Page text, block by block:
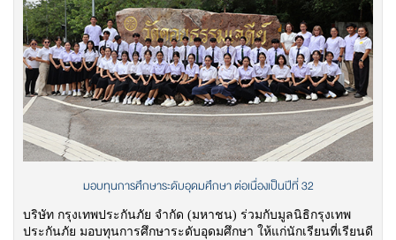
มอบทุนการศึกษาระดับอุดมศึกษา ต่อเนื่องเป็นปีที่ 32
บริษัท กรุงเทพประกันภัย จำกัด (มหาชน) ร่วมกับมูลนิธิกรุงเทพ
ประกันภัย มอบทุนการศึกษาระดับอุดมศึกษา ให้แก่นักเรียนที่เรียนดี